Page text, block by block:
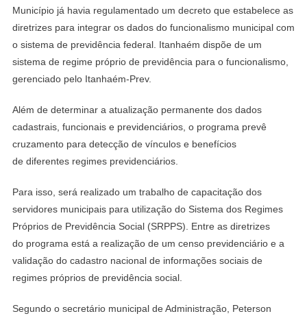
Município já havia regulamentado um decreto que estabelece as
diretrizes para integrar os dados do funcionalismo municipal com
o sistema de previdência federal. Itanhaém dispõe de um
sistema de regime próprio de previdência para o funcionalismo,
gerenciado pelo Itanhaém-Prev.
Além de determinar a atualização permanente dos dados
cadastrais, funcionais e previdenciários, o programa prevê
cruzamento para detecção de vínculos e benefícios
de diferentes regimes previdenciários.
Para isso, será realizado um trabalho de capacitação dos
servidores municipais para utilização do Sistema dos Regimes
Próprios de Previdência Social (SRPPS). Entre as diretrizes
do programa está a realização de um censo previdenciário e a
validação do cadastro nacional de informações sociais de
regimes próprios de previdência social.
Segundo o secretário municipal de Administração, Peterson